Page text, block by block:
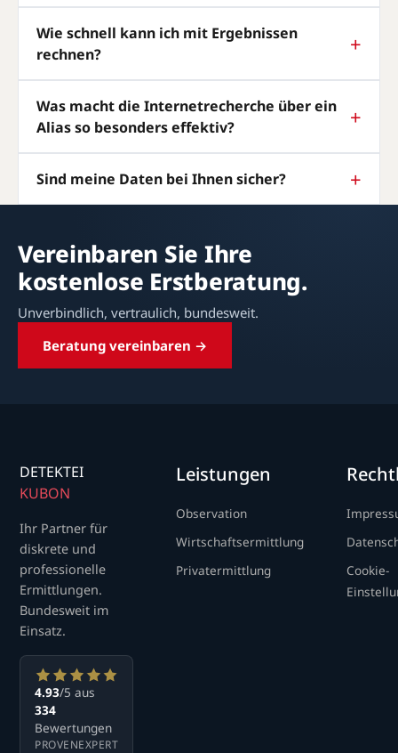
Wie schnell kann ich mit Ergebnissen
rechnen?
Was macht die Internetrecherche über ein
Alias so besonders effektiv?
Sind meine Daten bei Ihnen sicher?
Vereinbaren Sie Ihre
kostenlose Erstberatung.
Unverbindlich, vertraulich, bundesweit.
Beratung vereinbaren →
DETEKTEI
KUBON
Ihr Partner für
diskrete und
professionelle
Ermittlungen.
Bundesweit im
Einsatz.
4.93/5 aus
334
Bewertungen
PROVENEXPERT
Leistungen
Observation
Wirtschaftsermittlung
Privatermittlung
Cookie-